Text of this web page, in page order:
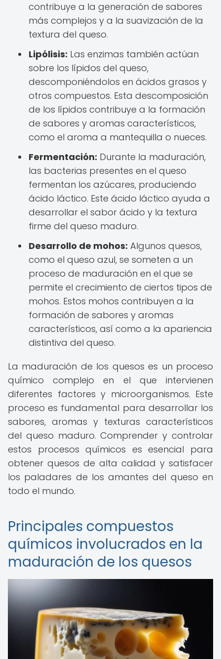
contribuye a la generación de sabores
más complejos y a la suavización de la
textura del queso.
Lipólisis: Las enzimas también actúan
sobre los lípidos del queso,
descomponiéndolos en ácidos grasos y
otros compuestos. Esta descomposición
de los lípidos contribuye a la formación
de sabores y aromas característicos,
como el aroma a mantequilla o nueces.
Fermentación: Durante la maduración,
las bacterias presentes en el queso
fermentan los azúcares, produciendo
ácido láctico. Este ácido láctico ayuda a
desarrollar el sabor ácido y la textura
firme del queso maduro.
Desarrollo de mohos: Algunos quesos,
como el queso azul, se someten a un
proceso de maduración en el que se
permite el crecimiento de ciertos tipos de
mohos. Estos mohos contribuyen a la
formación de sabores y aromas
característicos, así como a la apariencia
distintiva del queso.
La maduración de los quesos es un proceso
químico complejo en el que intervienen
diferentes factores y microorganismos. Este
proceso es fundamental para desarrollar los
sabores, aromas y texturas característicos
del queso maduro. Comprender y controlar
estos procesos químicos es esencial para
obtener quesos de alta calidad y satisfacer
los paladares de los amantes del queso en
todo el mundo.
Principales compuestos
químicos involucrados en la
maduración de los quesos